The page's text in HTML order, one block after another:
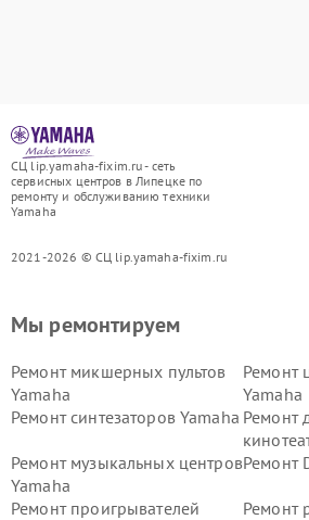
СЦ lip.yamaha-fixim.ru - сеть
сервисных центров в Липецке по
ремонту и обслуживанию техники
Yamaha
2021-2026 © СЦ lip.yamaha-fixim.ru
Мы ремонтируем
Ремонт микшерных пультов
Yamaha
Ремонт
Yamaha
Ремонт синтезаторов Yamaha Ремонт
Ремонт музыкальных центров
Yamaha
Ремонт
Ремонт проигрывателей
Ремонт